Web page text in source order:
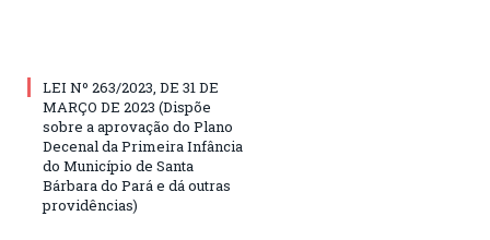
LEI Nº 263/2023, DE 31 DE
MARÇO DE 2023 (Dispõe
sobre a aprovação do Plano
Decenal da Primeira Infância
do Município de Santa
Bárbara do Pará e dá outras
providências)